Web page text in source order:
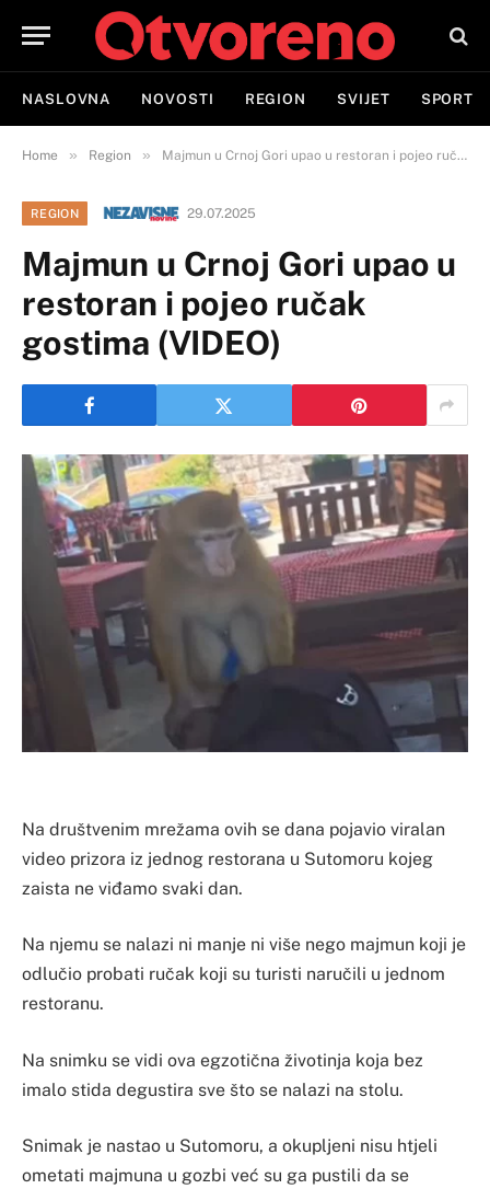
NASLOVNA NOVOSTI REGION SVIJET SPORT
Home » Region » Majmun u Crnoj Gori upao u restoran i pojeo ručak gostima (VIDEO)
REGION 29.07.2025
Majmun u Crnoj Gori upao u
restoran i pojeo ručak
gostima (VIDEO)
Na društvenim mrežama ovih se dana pojavio viralan
video prizora iz jednog restorana u Sutomoru kojeg
zaista ne viđamo svaki dan.
Na njemu se nalazi ni manje ni više nego majmun koji je
odlučio probati ručak koji su turisti naručili u jednom
restoranu.
Na snimku se vidi ova egzotična životinja koja bez
imalo stida degustira sve što se nalazi na stolu.
Snimak je nastao u Sutomoru, a okupljeni nisu htjeli
ometati majmuna u gozbi već su ga pustili da se